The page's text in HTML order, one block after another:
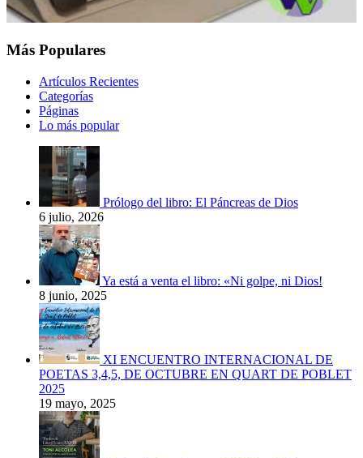
Más Populares
Artículos Recientes
Categorías
Páginas
Lo más popular
Prólogo del libro: El Páncreas de Dios
6 julio, 2026
Ya está a venta el libro: «Ni golpe, ni Dios!
8 junio, 2025
XI ENCUENTRO INTERNACIONAL DE
POETAS 3,4,5, DE OCTUBRE EN QUART DE POBLET
2025
19 mayo, 2025